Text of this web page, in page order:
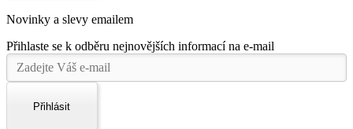
Novinky a slevy emailem
Přihlaste se k odběru nejnovějších informací na e-mail
Přihlásit